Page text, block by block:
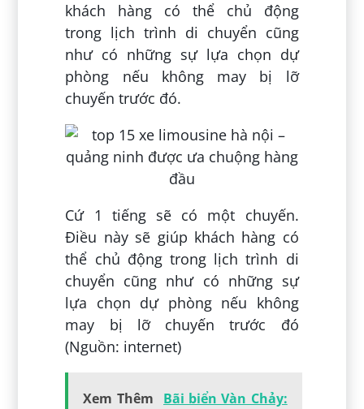
khách hàng có thể chủ động
trong lịch trình di chuyển cũng
như có những sự lựa chọn dự
phòng nếu không may bị lỡ
chuyến trước đó.
Cứ 1 tiếng sẽ có một chuyến.
Điều này sẽ giúp khách hàng có
thể chủ động trong lịch trình di
chuyển cũng như có những sự
lựa chọn dự phòng nếu không
may bị lỡ chuyến trước đó
(Nguồn: internet)
Xem Thêm
Bãi biển Vàn Chảy: